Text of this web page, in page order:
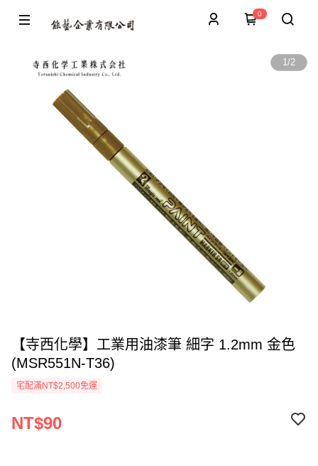
0
1/2
【寺西化學】工業用油漆筆 細字 1.2mm 金色
(MSR551N-T36)
宅配滿NT$2,500免運
NT$90